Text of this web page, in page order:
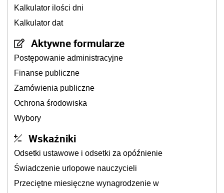
Kalkulator ilości dni
Kalkulator dat
Aktywne formularze
Postępowanie administracyjne
Finanse publiczne
Zamówienia publiczne
Ochrona środowiska
Wybory
Wskaźniki
Odsetki ustawowe i odsetki za opóźnienie
Świadczenie urlopowe nauczycieli
Przeciętne miesięczne wynagrodzenie w